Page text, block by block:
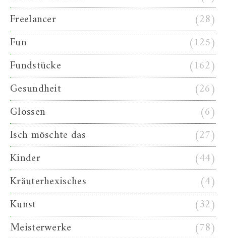
Freelancer
(28)
Fun
(125)
Fundstücke
(162)
Gesundheit
(26)
Glossen
(6)
Isch möschte das
(27)
Kinder
(44)
Kräuterhexisches
(4)
Kunst
(32)
Meisterwerke
(78)